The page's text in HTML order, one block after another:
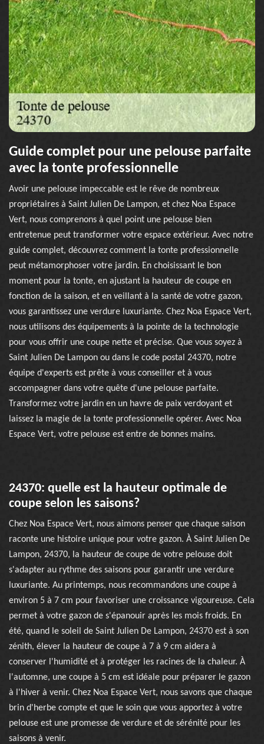
Guide complet pour une pelouse parfaite
avec la tonte professionnelle
Avoir une pelouse impeccable est le rêve de nombreux
propriétaires à Saint Julien De Lampon, et chez Noa Espace
Vert, nous comprenons à quel point une pelouse bien
entretenue peut transformer votre espace extérieur. Avec notre
guide complet, découvrez comment la tonte professionnelle
peut métamorphoser votre jardin. En choisissant le bon
moment pour la tonte, en ajustant la hauteur de coupe en
fonction de la saison, et en veillant à la santé de votre gazon,
vous garantissez une verdure luxuriante. Chez Noa Espace Vert,
nous utilisons des équipements à la pointe de la technologie
pour vous offrir une coupe nette et précise. Que vous soyez à
Saint Julien De Lampon ou dans le code postal 24370, notre
équipe d'experts est prête à vous conseiller et à vous
accompagner dans votre quête d'une pelouse parfaite.
Transformez votre jardin en un havre de paix verdoyant et
laissez la magie de la tonte professionnelle opérer. Avec Noa
Espace Vert, votre pelouse est entre de bonnes mains.
24370: quelle est la hauteur optimale de
coupe selon les saisons?
Chez Noa Espace Vert, nous aimons penser que chaque saison
raconte une histoire unique pour votre gazon. À Saint Julien De
Lampon, 24370, la hauteur de coupe de votre pelouse doit
s'adapter au rythme des saisons pour garantir une verdure
luxuriante. Au printemps, nous recommandons une coupe à
environ 5 à 7 cm pour favoriser une croissance vigoureuse. Cela
permet à votre gazon de s'épanouir après les mois froids. En
été, quand le soleil de Saint Julien De Lampon, 24370 est à son
zénith, élever la hauteur de coupe à 7 à 9 cm aidera à
conserver l'humidité et à protéger les racines de la chaleur. À
l'automne, une coupe à 5 cm est idéale pour préparer le gazon
à l'hiver à venir. Chez Noa Espace Vert, nous savons que chaque
brin d'herbe compte et que le soin que vous apportez à votre
pelouse est une promesse de verdure et de sérénité pour les
saisons à venir.